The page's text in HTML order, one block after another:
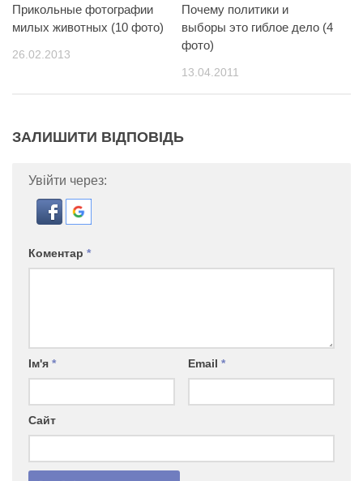
Прикольные фотографии
милых животных (10 фото)
26.02.2013
Почему политики и
выборы это гиблое дело (4
фото)
13.04.2011
ЗАЛИШИТИ ВІДПОВІДЬ
Увійти через:
Коментар *
Ім'я * Email *
Сайт